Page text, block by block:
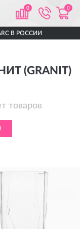
0 0
В РОССИИ
(GRANIT)
товаров